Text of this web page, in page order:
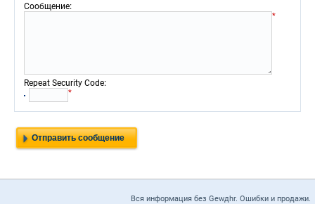
Сообщение:
*
Repeat Security Code:
*
Вся информация без Gewдhr. Ошибки и продажи.